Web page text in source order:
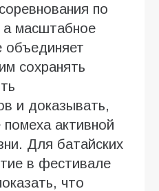
по
а масштабное
объединяет
сохранять
и доказывать,
активной
Для батайских
в фестивале
что